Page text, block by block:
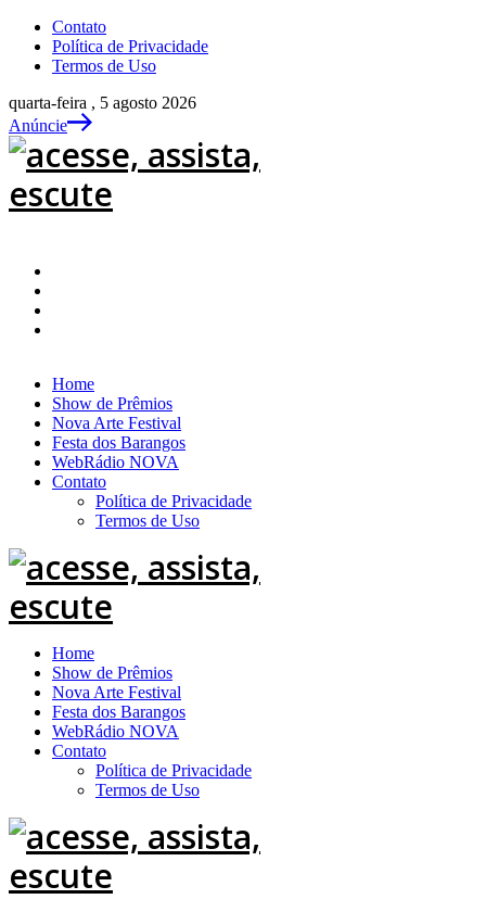
Contato
Política de Privacidade
Termos de Uso
quarta-feira , 5 agosto 2026
Anúncie
Home
Show de Prêmios
Nova Arte Festival
Festa dos Barangos
WebRádio NOVA
Contato
Política de Privacidade
Termos de Uso
Home
Show de Prêmios
Nova Arte Festival
Festa dos Barangos
WebRádio NOVA
Contato
Política de Privacidade
Termos de Uso